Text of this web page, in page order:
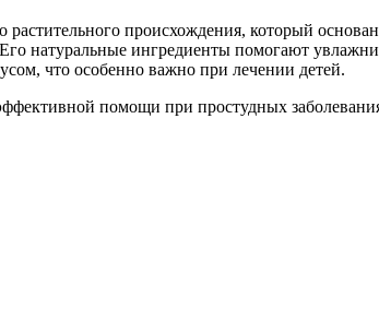
происхождения, который
натуральные ингредиенты помогают
что особенно важно при лечении детей.
помощи при простудных